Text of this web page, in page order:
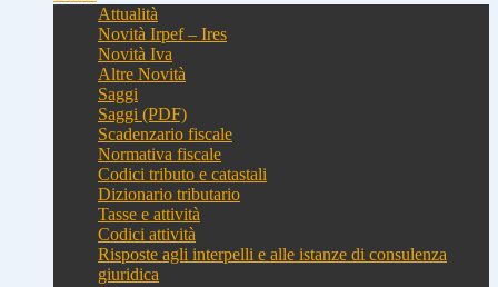
Attualità
Novità Irpef – Ires
Novità Iva
Altre Novità
Saggi
Saggi (PDF)
Scadenzario fiscale
Normativa fiscale
Codici tributo e catastali
Dizionario tributario
Tasse e attività
Codici attività
Risposte agli interpelli e alle istanze di consulenza
giuridica